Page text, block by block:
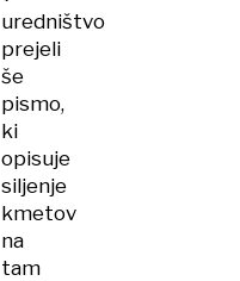
uredništvo
prejeli
še
pismo,
ki
opisuje
siljenje
kmetov
na
tam